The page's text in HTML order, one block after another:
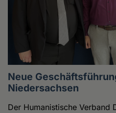
Neue
Niedersachsen
Der Humanistische Verband